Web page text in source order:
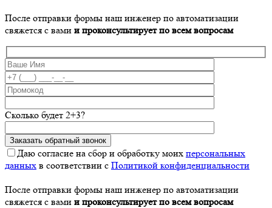
После отправки формы наш инженер по автоматизации
свяжется с вами и проконсультирует по всем вопросам
Сколько будет 2+3?
Даю согласие на сбор и обработку моих персональных
данных в соответствии с Политикой конфиденциальности
После отправки формы наш инженер по автоматизации
свяжется с вами и проконсультирует по всем вопросам